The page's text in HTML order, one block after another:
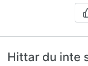
Hittar du inte